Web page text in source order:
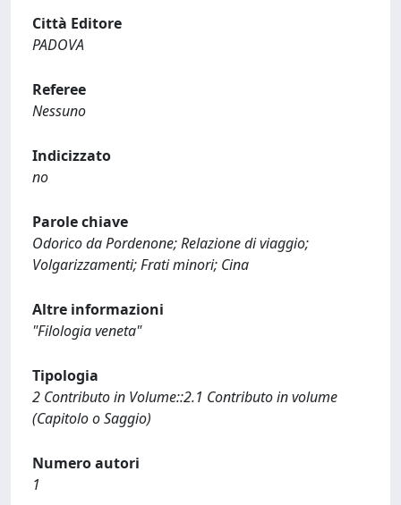
Città Editore
PADOVA
Referee
Nessuno
Indicizzato
no
Parole chiave
Odorico da Pordenone; Relazione di viaggio;
Volgarizzamenti; Frati minori; Cina
Altre informazioni
"Filologia veneta"
Tipologia
2 Contributo in Volume::2.1 Contributo in volume
(Capitolo o Saggio)
Numero autori
1